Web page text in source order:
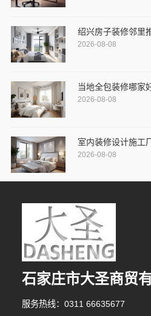
绍兴房子装修邻里
2026-08-08
当地全包装修哪家
2026-08-08
室内装修设计施工
2026-08-08
石家庄市大圣商贸
服务热线：0311 66635677